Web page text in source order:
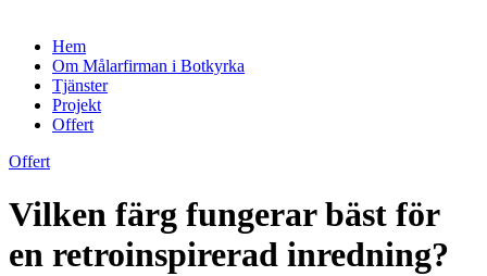
Hem
Om Målarfirman i Botkyrka
Tjänster
Projekt
Offert
Offert
Vilken färg fungerar bäst för
en retroinspirerad inredning?